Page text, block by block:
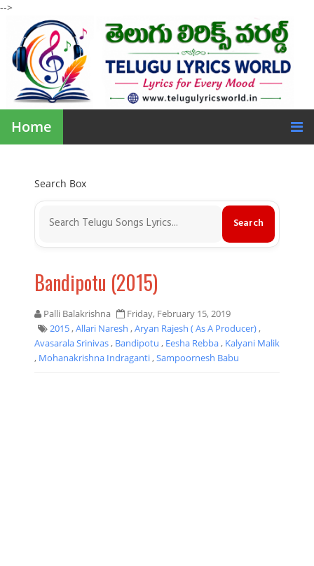
-->
Home
Search Box
Bandipotu (2015)
Palli Balakrishna
Friday, February 15, 2019
2015,Allari Naresh ,Aryan Rajesh ( As A Producer),
Avasarala Srinivas, Bandipotu , Eesha Rebba, Kalyani Malik
, Mohanakrishna Indraganti,Sampoornesh Babu